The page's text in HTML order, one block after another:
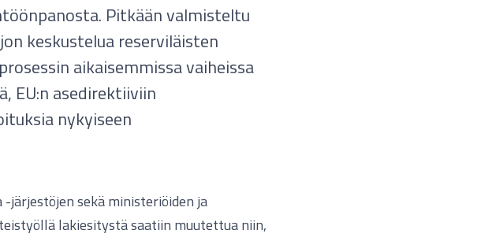
Pitkään valmisteltu
keskustelua reserviläisten
aikaisemmissa vaiheissa
EU:n asedirektiiviin
nykyiseen
järjestöjen sekä ministeriöiden ja
lakiesitystä saatiin muutettua niin,